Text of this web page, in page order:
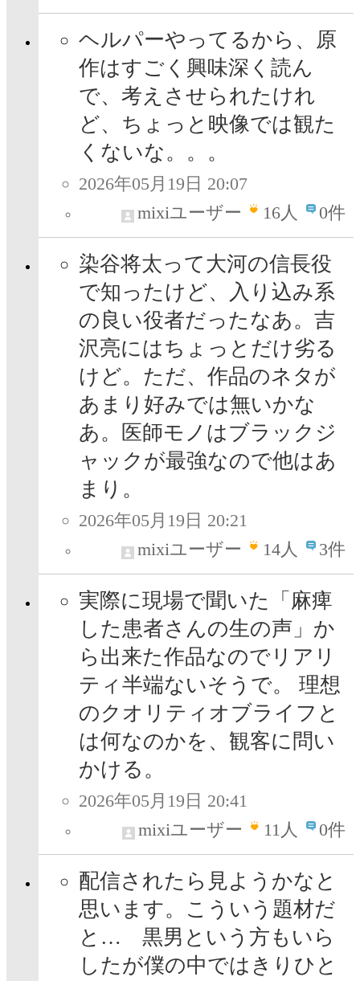
ヘルパーやってるから、原
作はすごく興味深く読ん
で、考えさせられたけれ
ど、ちょっと映像では観た
くないな。。。
2026年05月19日 20:07
mixiユーザー
16人 0件
染谷将太って大河の信長役
で知ったけど、入り込み系
の良い役者だったなあ。吉
沢亮にはちょっとだけ劣る
けど。ただ、作品のネタが
あまり好みでは無いかな
あ。医師モノはブラックジ
ャックが最強なので他はあ
まり。
2026年05月19日 20:21
mixiユーザー
14人 3件
実際に現場で聞いた「麻痺
した患者さんの生の声」か
ら出来た作品なのでリアリ
ティ半端ないそうで。 理想
のクオリティオブライフと
は何なのかを、観客に問い
かける。
2026年05月19日 20:41
mixiユーザー
11人 0件
配信されたら見ようかなと
思います。こういう題材だ
と… 黒男という方もいら
したが僕の中ではきりひと